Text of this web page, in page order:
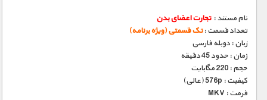
نام مستند : تجارت اعضای بدن
تعداد قسمت :تک قسمتی (ویژه برنامه)
زبان : دوبله فارسی
زمان : حدود 45 دقیقه
حجم : 220 مگابایت
کیفیت : 576p (عالی)
فرمت : MKV